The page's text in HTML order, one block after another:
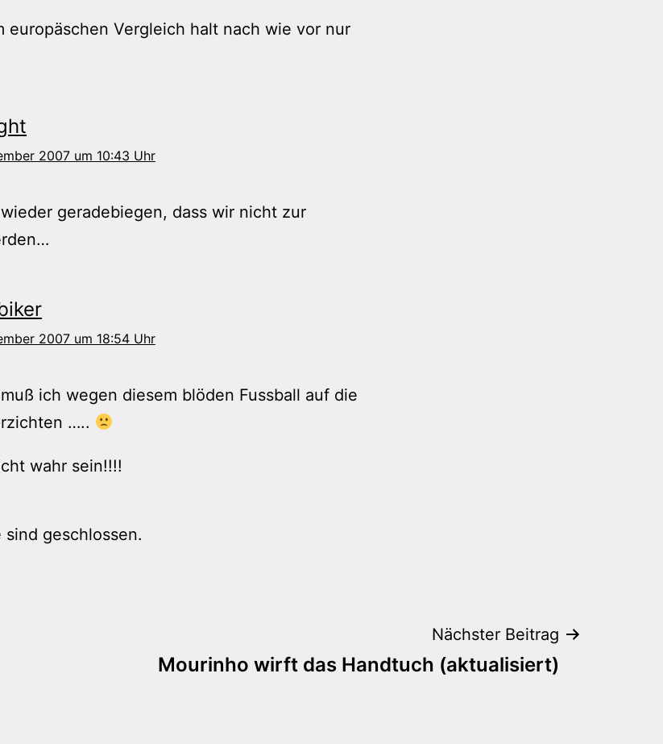
europäschen Vergleich halt nach wie vor nur
2007 um 10:43 Uhr
geradebiegen, dass wir nicht zur
2007 um 18:54 Uhr
ich wegen diesem blöden Fussball auf die
…..
wahr sein!!!!
sind geschlossen.
Nächster Beitrag
Mourinho wirft das Handtuch (aktualisiert)